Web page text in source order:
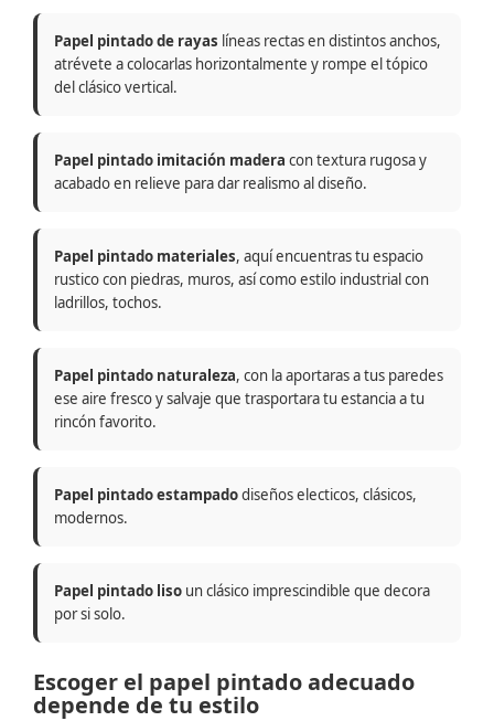
Papel pintado de rayas líneas rectas en distintos anchos,
atrévete a colocarlas horizontalmente y rompe el tópico
del clásico vertical.
Papel pintado imitación madera con textura rugosa y
acabado en relieve para dar realismo al diseño.
Papel pintado materiales, aquí encuentras tu espacio
rustico con piedras, muros, así como estilo industrial con
ladrillos, tochos.
Papel pintado naturaleza, con la aportaras a tus paredes
ese aire fresco y salvaje que trasportara tu estancia a tu
rincón favorito.
Papel pintado estampadodiseños electicos, clásicos,
modernos.
Papel pintado liso un clásico imprescindible que decora
por si solo.
Escoger el papel pintado adecuado
depende de tu estilo